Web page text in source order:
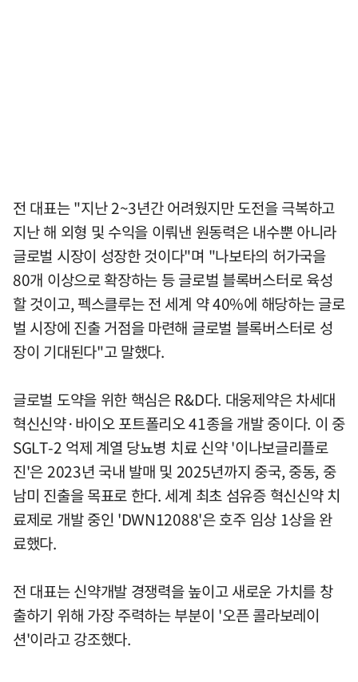
전 대표는 "지난 2~3년간 어려웠지만 도전을 극복하고
지난 해 외형 및 수익을 이뤄낸 원동력은 내수뿐 아니라
글로벌 시장이 성장한 것이다"며 "나보타의 허가국을
80개 이상으로 확장하는 등 글로벌 블록버스터로 육성
할 것이고, 펙스클루는 전 세계 약 40%에 해당하는 글로
벌 시장에 진출 거점을 마련해 글로벌 블록버스터로 성
장이 기대된다"고 말했다.
글로벌 도약을 위한 핵심은 R&D다. 대웅제약은 차세대
혁신신약·바이오 포트폴리오 41종을 개발 중이다. 이 중
SGLT-2 억제 계열 당뇨병 치료 신약 '이나보글리플로
진'은 2023년 국내 발매 및 2025년까지 중국, 중동, 중
남미 진출을 목표로 한다. 세계 최초 섬유증 혁신신약 치
료제로 개발 중인 'DWN12088'은 호주 임상 1상을 완
료했다.
전 대표는 신약개발 경쟁력을 높이고 새로운 가치를 창
출하기 위해 가장 주력하는 부분이 '오픈 콜라보레이
션'이라고 강조했다.